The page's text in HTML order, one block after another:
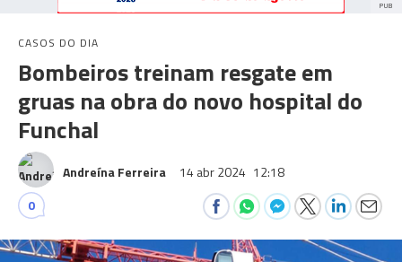
PUB
CASOS DO DIA
Bombeiros treinam resgate em
gruas na obra do novo hospital do
Funchal
Andreína Ferreira 14 abr 2024 12:18
0